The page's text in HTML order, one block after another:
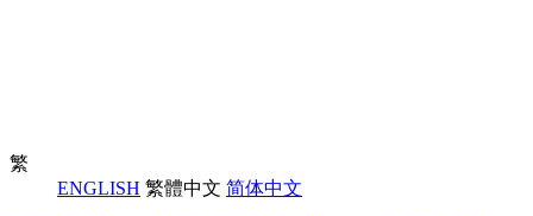
繁
ENGLISH 繁體中文 简体中文